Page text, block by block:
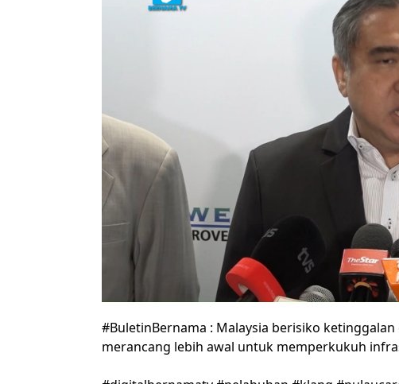
#BuletinBernama : Malaysia berisiko
merancang lebih awal untuk memperkukuh